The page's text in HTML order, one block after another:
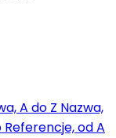
A do Z Nazwa,
Referencje, od A